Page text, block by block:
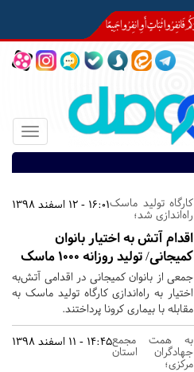
Toggle
16:01 - 12 اسفند 1398کارگاه تولید ماسک
راه‌اندازی شد؛
اقدام آتش‌ به اختیار بانوان
کمیجانی/ تولید روزانه ۱۰۰۰ ماسک
جمعی از بانوان کمیجانی در اقدامی آتش‌به
اختیار به راه‌اندازی کارگاه تولید ماسک به
مقابله با بیماری کرونا پرداختند.
14:45 - 11 اسفند 1398به همت مجمع
جهادگران استان
مرکزی؛